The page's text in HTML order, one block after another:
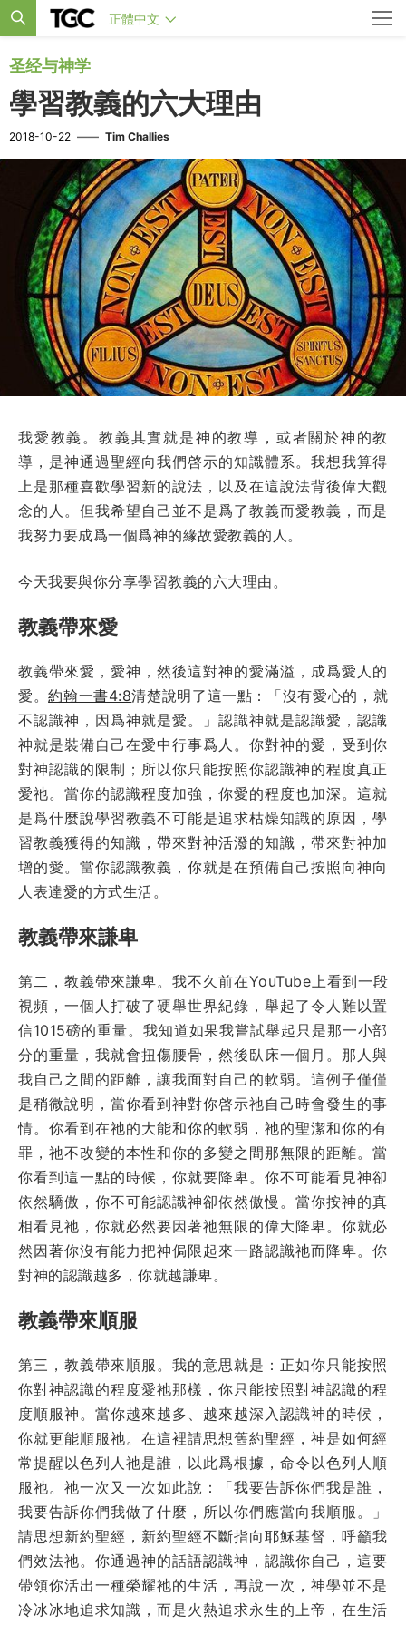
正體中文
圣经与神学
學習教義的六大理由
2018-10-22 —— Tim Challies
我愛教義。教義其實就是神的教導，或者關於神的教
導，是神通過聖經向我們啓示的知識體系。我想我算得
上是那種喜歡學習新的說法，以及在這說法背後偉大觀
念的人。但我希望自己並不是爲了教義而愛教義，而是
我努力要成爲一個爲神的緣故愛教義的人。
今天我要與你分享學習教義的六大理由。
教義帶來愛
教義帶來愛，愛神，然後這對神的愛滿溢，成爲愛人的
愛。約翰一書4:8清楚說明了這一點：「沒有愛心的，就
不認識神，因爲神就是愛。」認識神就是認識愛，認識
神就是裝備自己在愛中行事爲人。你對神的愛，受到你
對神認識的限制；所以你只能按照你認識神的程度真正
愛祂。當你的認識程度加強，你愛的程度也加深。這就
是爲什麼說學習教義不可能是追求枯燥知識的原因，學
習教義獲得的知識，帶來對神活潑的知識，帶來對神加
增的愛。當你認識教義，你就是在預備自己按照向神向
人表達愛的方式生活。
教義帶來謙卑
第二，教義帶來謙卑。我不久前在YouTube上看到一段
視頻，一個人打破了硬舉世界紀錄，舉起了令人難以置
信1015磅的重量。我知道如果我嘗試舉起只是那一小部
分的重量，我就會扭傷腰骨，然後臥床一個月。那人與
我自己之間的距離，讓我面對自己的軟弱。這例子僅僅
是稍微說明，當你看到神對你啓示祂自己時會發生的事
情。你看到在祂的大能和你的軟弱，祂的聖潔和你的有
罪，祂不改變的本性和你的多變之間那無限的距離。當
你看到這一點的時候，你就要降卑。你不可能看見神卻
依然驕傲，你不可能認識神卻依然傲慢。當你按神的真
相看見祂，你就必然要因著祂無限的偉大降卑。你就必
然因著你沒有能力把神侷限起來一路認識祂而降卑。你
對神的認識越多，你就越謙卑。
教義帶來順服
第三，教義帶來順服。我的意思就是：正如你只能按照
你對神認識的程度愛祂那樣，你只能按照對神認識的程
度順服神。當你越來越多、越來越深入認識神的時候，
你就更能順服祂。在這裡請思想舊約聖經，神是如何經
常提醒以色列人祂是誰，以此爲根據，命令以色列人順
服祂。祂一次又一次如此說：「我要告訴你們我是誰，
我要告訴你們我做了什麼，所以你們應當向我順服。」
請思想新約聖經，新約聖經不斷指向耶穌基督，呼籲我
們效法祂。你通過神的話語認識神，認識你自己，這要
帶領你活出一種榮耀祂的生活，再說一次，神學並不是
冷冰冰地追求知識，而是火熱追求永生的上帝，在生活